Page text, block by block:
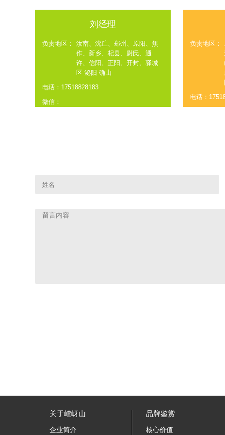
刘经理
负责地区：
汝南、沈丘、郑州、原阳、焦
作、新乡、杞县、尉氏、通
许、信阳、正阳、开封、驿城
区 泌阳 确山
电话：17518828183
微信：
负责地区：
电话：
关于嵖岈山
企业简介
品牌鉴赏
核心价值